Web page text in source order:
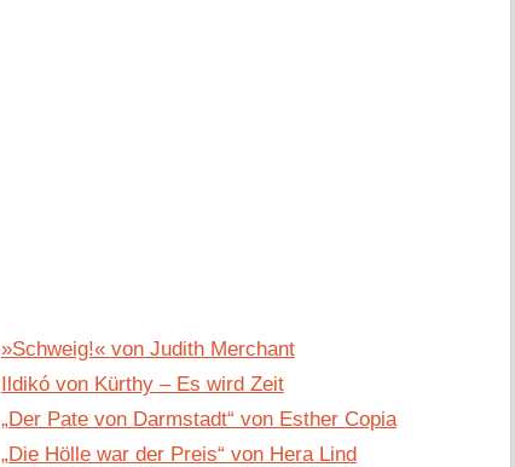
»Schweig!« von Judith Merchant
Ildikó von Kürthy – Es wird Zeit
„Der Pate von Darmstadt“ von Esther Copia
„Die Hölle war der Preis“ von Hera Lind